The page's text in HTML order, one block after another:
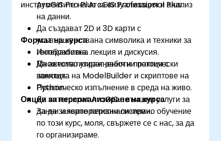
инструментите на ArcGIS Professional Plus.
ArcGIS Pro Plus за визуализация и анализ
на данни.
Да създават 2D и 3D карти с
усъвършенствана символика и техники за
геообработка.
Да автоматизират работни потоци с
помощта на ModelBuilder и скриптове на
Python.
Да интегрират ArcGIS с външни услуги за
данни и корпоративни системи.
Формат на курса
Интерактивна лекция и дискусия.
Множество упражнения и практически
занятия.
Практическо изпълнение в среда на живо.
Опции за персонализиране на курса
За да заявите персонализирано обучение
по този курс, моля, свържете се с нас, за да
го организираме.